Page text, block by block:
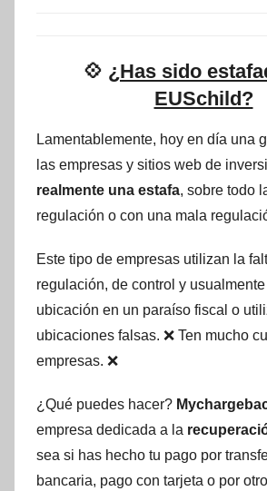
💠 ¿Has sido
EUSchild?
Lamentablemente, hoy en día una
las empresas y sitios web de
realmente una estafa, sobre todo
regulación o con una mala
Este tipo de empresas utilizan la
regulación, de control y
ubicación en un paraíso fiscal o
ubicaciones falsas. ❌ Ten mucho
empresas. ❌
¿Qué puedes hacer?
empresa dedicada a la
sea si has hecho tu pago por
bancaria, pago con tarjeta o por